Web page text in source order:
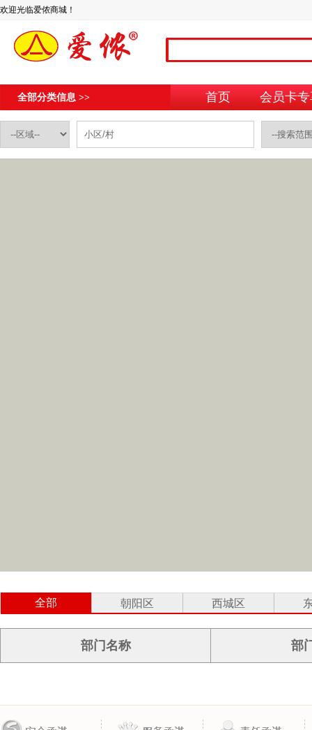
欢迎光临爱侬商城！
全部分类信息 >> 首页 会员卡
全部 朝阳区 西城区
部门名称 部